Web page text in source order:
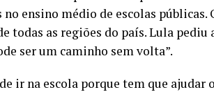
no ensino médio de escolas públicas.
todas as regiões do país. Lula pediu
ser um caminho sem volta”.
ir na escola porque tem que ajudar